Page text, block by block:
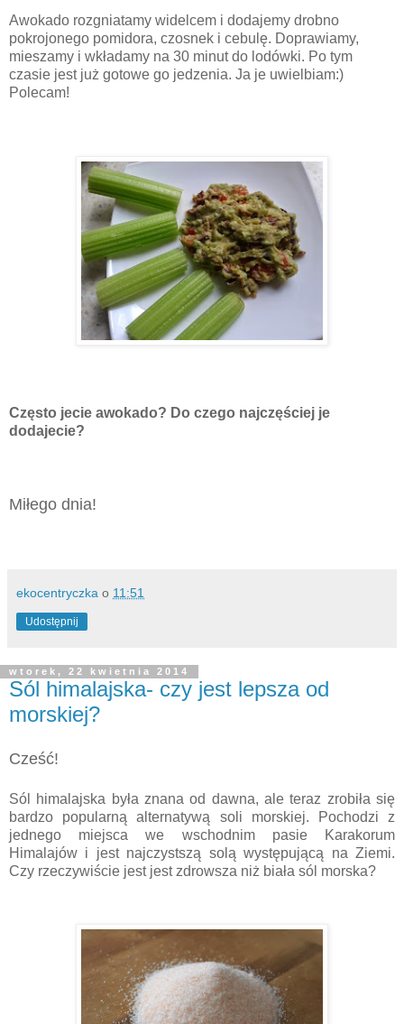
Awokado rozgniatamy widelcem i dodajemy drobno
pokrojonego pomidora, czosnek i cebulę. Doprawiamy,
mieszamy i wkładamy na 30 minut do lodówki. Po tym
czasie jest już gotowe go jedzenia. Ja je uwielbiam:)
Polecam!
Często jecie awokado? Do czego najczęściej je
dodajecie?
Miłego dnia!
ekocentryczka o 11:51
Udostępnij
wtorek, 22 kwietnia 2014
Sól himalajska- czy jest lepsza od
morskiej?
Cześć!
Sól himalajska była znana od dawna, ale teraz zrobiła się
bardzo popularną alternatywą soli morskiej. Pochodzi z
jednego miejsca we wschodnim pasie Karakorum
Himalajów i jest najczystszą solą występującą na Ziemi.
Czy rzeczywiście jest jest zdrowsza niż biała sól morska?